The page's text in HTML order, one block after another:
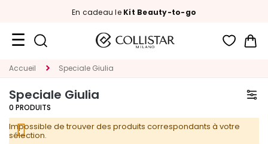
En cadeau le Kit Beauty-to-go
Format
Nouveautés
VISAGE
Accueil Speciale Giulia
Speciale Giulia
0 PRODUITS
Impossible de trouver des produits correspondants à votre
sélection.